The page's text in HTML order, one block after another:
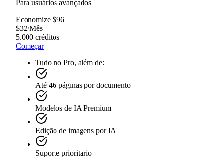
Para usuários avançados
Economize $96
$32/Mês
5.000 créditos
Começar
Tudo no Pro, além de:
Até 46 páginas por documento
Modelos de IA Premium
Edição de imagens por IA
Suporte prioritário